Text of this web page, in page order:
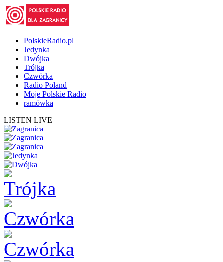
PolskieRadio.pl
Jedynka
Dwójka
Trójka
Czwórka
Radio Poland
Moje Polskie Radio
ramówka
LISTEN LIVE